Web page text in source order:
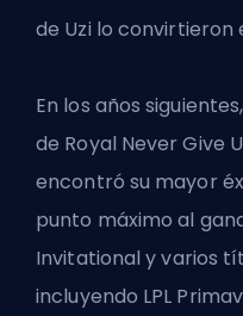
de Uzi lo convirtieron
En los años
de Royal Never Give
encontró su mayor
punto máximo al
Invitational y varios
incluyendo LPL